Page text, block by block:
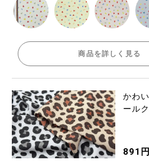
商品を詳しく見る
かわ
ール
891